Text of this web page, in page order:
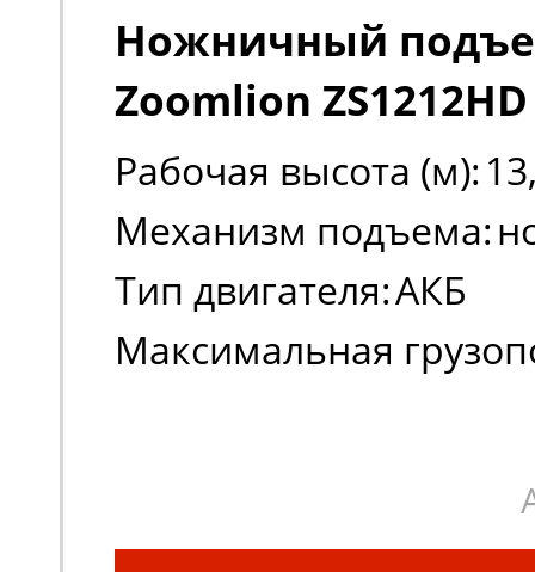
Ножничный
Zoomlion ZS1212HD
Рабочая высота (м):
Механизм подъема:
Тип двигателя:АКБ
Максимальная